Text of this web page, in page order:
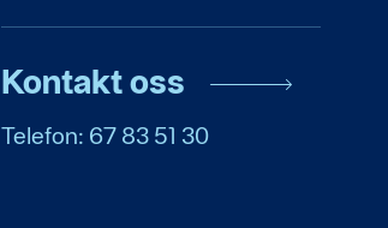
Kontakt oss
Telefon: 67 83 51 30